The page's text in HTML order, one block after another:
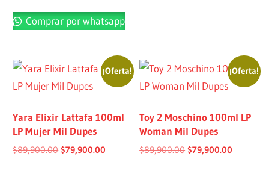
Comprar por whatsapp
¡Oferta!
Yara Elixir Lattafa 100ml
LP Mujer Mil Dupes
$89,900.00 $79,900.00
¡Oferta!
Toy 2 Moschino 100ml LP
Woman Mil Dupes
$89,900.00 $79,900.00